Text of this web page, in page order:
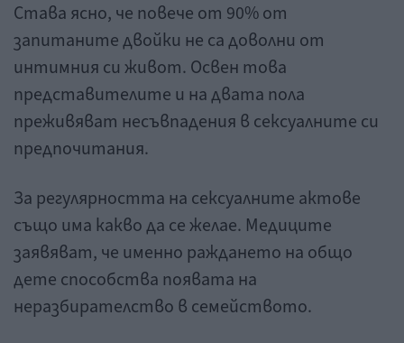
Става ясно, че повече от 90% от
запитаните двойки не са доволни от
интимния си живот. Освен това
представителите и на двата пола
преживяват несъвпадения в сексуалните си
предпочитания.
За регулярността на сексуалните актове
също има какво да се желае. Медиците
заявяват, че именно раждането на общо
дете способства появата на
неразбирателство в семейството.